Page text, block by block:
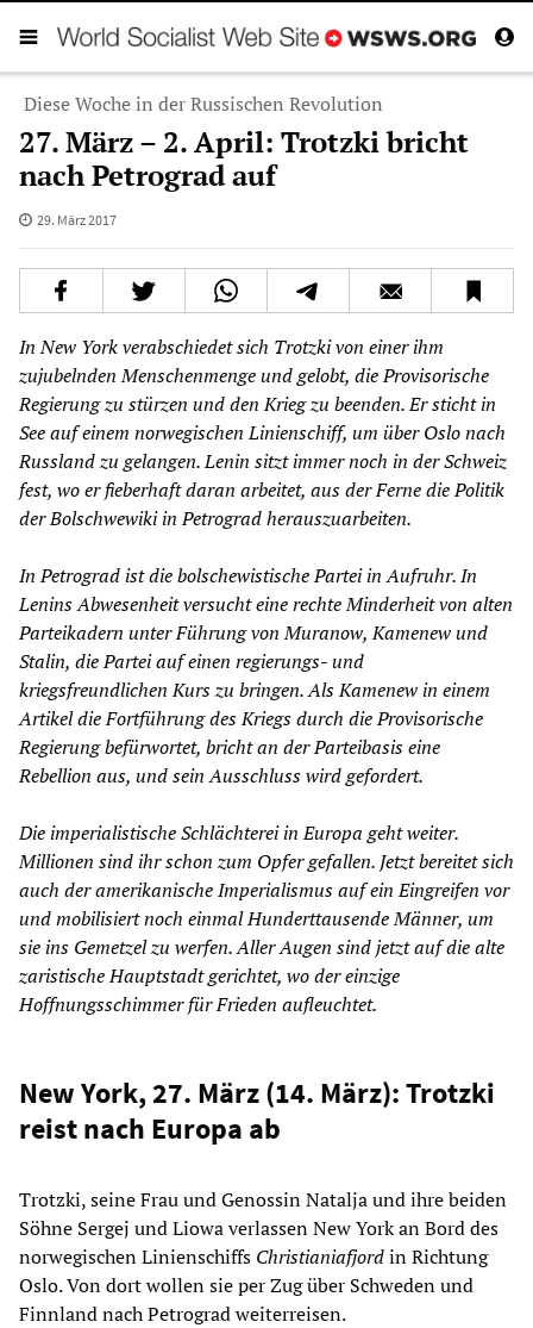
Diese Woche in der Russischen Revolution
27. März – 2. April: Trotzki bricht
nach Petrograd auf
29. März 2017
In New York verabschiedet sich Trotzki von einer ihm
zujubelnden Menschenmenge und gelobt, die Provisorische
Regierung zu stürzen und den Krieg zu beenden. Er sticht in
See auf einem norwegischen Linienschiff, um über Oslo nach
Russland zu gelangen. Lenin sitzt immer noch in der Schweiz
fest, wo er fieberhaft daran arbeitet, aus der Ferne die Politik
der Bolschwewiki in Petrograd herauszuarbeiten.
In Petrograd ist die bolschewistische Partei in Aufruhr. In
Lenins Abwesenheit versucht eine rechte Minderheit von alten
Parteikadern unter Führung von Muranow, Kamenew und
Stalin, die Partei auf einen regierungs- und
kriegsfreundlichen Kurs zu bringen. Als Kamenew in einem
Artikel die Fortführung des Kriegs durch die Provisorische
Regierung befürwortet, bricht an der Parteibasis eine
Rebellion aus, und sein Ausschluss wird gefordert.
Die imperialistische Schlächterei in Europa geht weiter.
Millionen sind ihr schon zum Opfer gefallen. Jetzt bereitet sich
auch der amerikanische Imperialismus auf ein Eingreifen vor
und mobilisiert noch einmal Hunderttausende Männer, um
sie ins Gemetzel zu werfen. Aller Augen sind jetzt auf die alte
zaristische Hauptstadt gerichtet, wo der einzige
Hoffnungsschimmer für Frieden aufleuchtet.
New York, 27. März (14. März): Trotzki
reist nach Europa ab
Trotzki, seine Frau und Genossin Natalja und ihre beiden
Söhne Sergej und Liowa verlassen New York an Bord des
norwegischen Linienschiffs Christianiafjordin Richtung
Oslo. Von dort wollen sie per Zug über Schweden und
Finnland nach Petrograd weiterreisen.